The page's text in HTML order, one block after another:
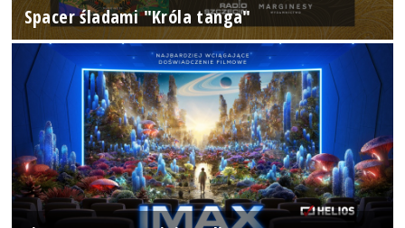
Spacer śladami "Króla tanga"